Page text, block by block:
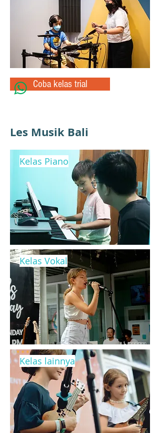
Coba kelas trial
Les Musik Bali
Kelas Piano
Kelas Vokal
Kelas lainnya